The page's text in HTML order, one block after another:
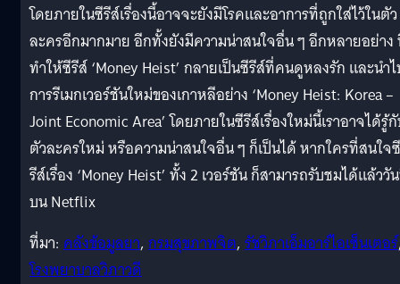
โดยภายในซีรีส์เรื่องนี้อาจจะยังมีโรคและอาการที่ถูกใส่ไว้ในตัว
ละครอีกมากมาย อีกทั้งยังมีความน่าสนใจอื่น ๆ อีกหลายอย่าง
ทำให้ซีรีส์ ‘Money Heist’ กลายเป็นซีรีส์ที่คนดูหลงรัก และนำ
การรีเมกเวอร์ชันใหม่ของเกาหลีอย่าง ‘Money Heist: Korea –
Joint Economic Area’ โดยภายในซีรีส์เรื่องใหม่นี้เราอาจได้รู้
ตัวละครใหม่ หรือความน่าสนใจอื่น ๆ ก็เป็นได้ หากใครที่สนใจซี
รีส์เรื่อง ‘Money Heist’ ทั้ง 2 เวอร์ชัน ก็สามารถรับชมได้แล้ววั
บน Netflix
ที่มา: คลังข้อมูลยา, กรมสุขภาพจิต, รัชวิภาเอ็มอาร์ไอเซ็นเตอร์
โรงพยาบาลวิภาวดี